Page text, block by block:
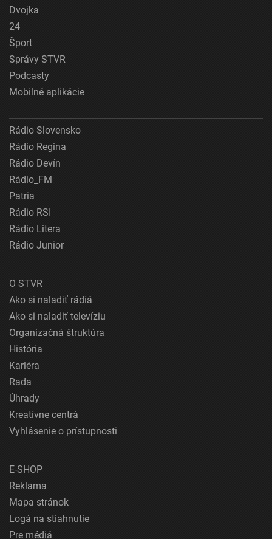
Dvojka
24
Šport
Správy STVR
Podcasty
Mobilné aplikácie
Rádio Slovensko
Rádio Regina
Rádio Devín
Rádio_FM
Patria
Rádio RSI
Rádio Litera
Rádio Junior
O STVR
Ako si naladiť rádiá
Ako si naladiť televíziu
Organizačná štruktúra
História
Kariéra
Rada
Úhrady
Kreatívne centrá
Vyhlásenie o prístupnosti
E-SHOP
Reklama
Mapa stránok
Logá na stiahnutie
Pre médiá